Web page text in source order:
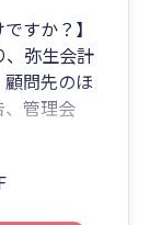
すか？】
、弥生会計
問先のほ
、管理会
生会計の
平均年齢
ているの